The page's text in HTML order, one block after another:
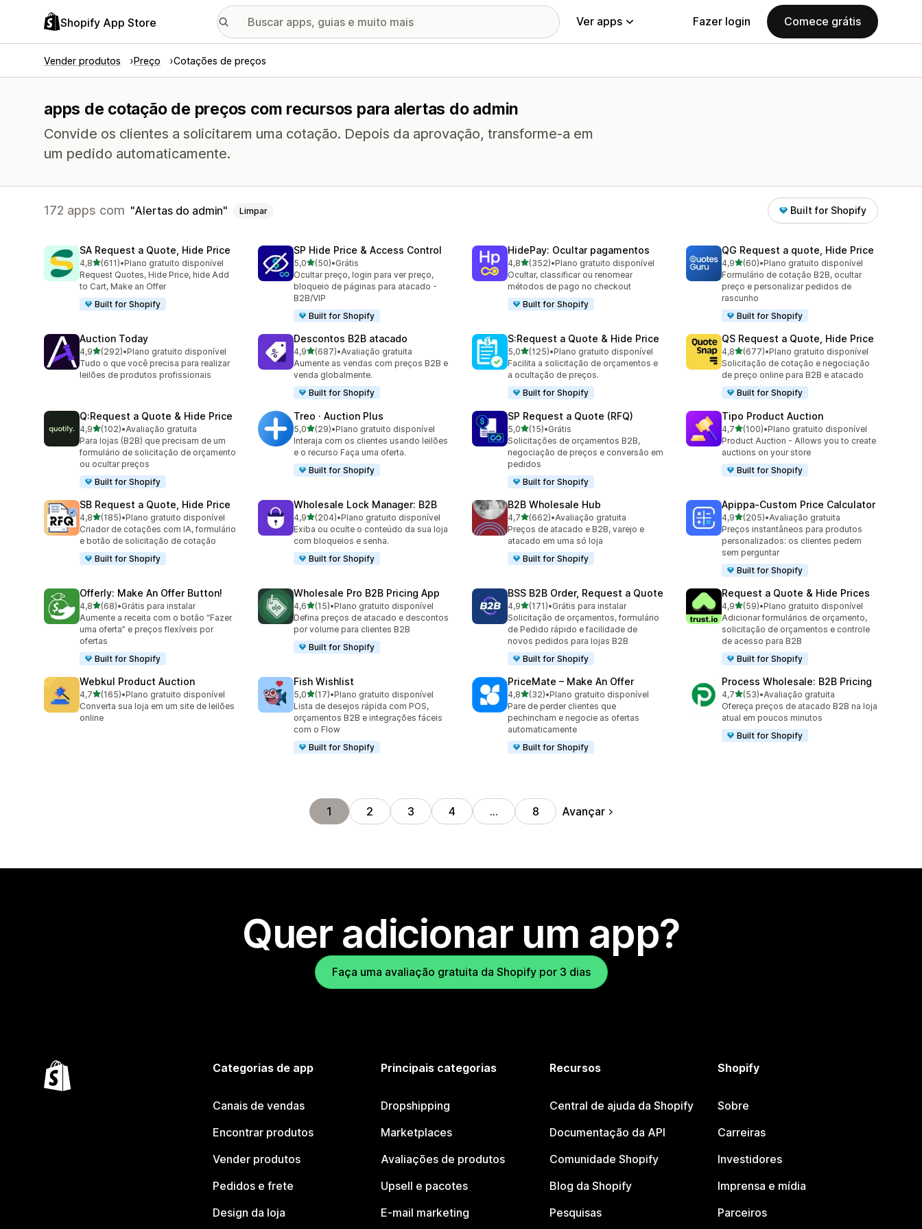
Shopify App Store Ver apps Fazer login Comece grátis
Vender produtos Preço Cotações de preços
apps de cotação de preços com recursos para alertas do admin
Convide os clientes a solicitarem uma cotação. Depois da aprovação, transforme-a em
um pedido automaticamente.
172 apps com Alertas do admin Limpar Built for Shopify
SA Request a Quote, Hide Price
4,8de 5 estrelas
(611)
611 avaliações ao todo
•Plano gratuito disponível
Request Quotes, Hide Price, hide Add
to Cart, Make an Offer
Built for Shopify
SP Hide Price & Access Control
5,0de 5 estrelas
(50)
50 avaliações ao todo
•Grátis
Ocultar preço, login para ver preço,
bloqueio de páginas para atacado -
B2B/VIP
Built for Shopify
HidePay: Ocultar pagamentos
4,8de 5 estrelas
(352)
352 avaliações ao todo
•Plano gratuito disponível
Ocultar, classificar ou renomear
métodos de pago no checkout
Built for Shopify
QG Request a quote, Hide Price
4,9de 5 estrelas
(60)
60 avaliações ao todo
•Plano gratuito disponível
Formulário de cotação B2B, ocultar
preço e personalizar pedidos de
rascunho
Built for Shopify
Auction Today
4,9de 5 estrelas
(292)
292 avaliações ao todo
•Plano gratuito disponível
Tudo o que você precisa para realizar
leilões de produtos profissionais
Descontos B2B atacado
4,9de 5 estrelas
(687)
687 avaliações ao todo
•Avaliação gratuita
Aumente as vendas com preços B2B e
venda globalmente.
Built for Shopify
S:Request a Quote & Hide Price
5,0de 5 estrelas
(125)
125 avaliações ao todo
•Plano gratuito disponível
Facilita a solicitação de orçamentos e
a ocultação de preços.
Built for Shopify
QS Request a Quote, Hide Price
4,8de 5 estrelas
(677)
677 avaliações ao todo
•Plano gratuito disponível
Solicitação de cotação e negociação
de preço online para B2B e atacado
Built for Shopify
Q:Request a Quote & Hide Price
4,9de 5 estrelas
(102)
102 avaliações ao todo
•Avaliação gratuita
Para lojas (B2B) que precisam de um
formulário de solicitação de orçamento
ou ocultar preços
Built for Shopify
Treo · Auction Plus
5,0de 5 estrelas
(29)
29 avaliações ao todo
•Plano gratuito disponível
Interaja com os clientes usando leilões
e o recurso Faça uma oferta.
Built for Shopify
SP Request a Quote (RFQ)
5,0de 5 estrelas
(15)
15 avaliações ao todo
•Grátis
Solicitações de orçamentos B2B,
negociação de preços e conversão em
pedidos
Built for Shopify
Tipo Product Auction
4,7de 5 estrelas
(100)
100 avaliações ao todo
•Plano gratuito disponível
Product Auction - Allows you to create
auctions on your store
Built for Shopify
SB Request a Quote, Hide Price
4,8de 5 estrelas
(185)
185 avaliações ao todo
•Plano gratuito disponível
Criador de cotações com IA, formulário
e botão de solicitação de cotação
Built for Shopify
Wholesale Lock Manager: B2B
4,9de 5 estrelas
(204)
204 avaliações ao todo
•Plano gratuito disponível
Exiba ou oculte o conteúdo da sua loja
com bloqueios e senha.
Built for Shopify
B2B Wholesale Hub
4,7de 5 estrelas
(662)
662 avaliações ao todo
•Avaliação gratuita
Preços de atacado e B2B, varejo e
atacado em uma só loja
Built for Shopify
Apippa‑Custom Price Calculator
4,9de 5 estrelas
(205)
205 avaliações ao todo
•Avaliação gratuita
Preços instantâneos para produtos
personalizados: os clientes pedem
sem perguntar
Built for Shopify
Offerly: Make An Offer Button!
4,8de 5 estrelas
(68)
68 avaliações ao todo
•Grátis para instalar
Aumente a receita com o botão “Fazer
uma oferta” e preços flexíveis por
ofertas
Built for Shopify
Wholesale Pro B2B Pricing App
4,6de 5 estrelas
(15)
15 avaliações ao todo
•Plano gratuito disponível
Defina preços de atacado e descontos
por volume para clientes B2B
Built for Shopify
BSS B2B Order, Request a Quote
4,9de 5 estrelas
(171)
171 avaliações ao todo
•Grátis para instalar
Solicitação de orçamentos, formulário
de Pedido rápido e facilidade de
novos pedidos para lojas B2B
Built for Shopify
Request a Quote & Hide Prices
4,9de 5 estrelas
(59)
59 avaliações ao todo
•Plano gratuito disponível
Adicionar formulários de orçamento,
solicitação de orçamentos e controle
de acesso para B2B
Built for Shopify
Webkul Product Auction
4,7de 5 estrelas
(165)
165 avaliações ao todo
•Plano gratuito disponível
Converta sua loja em um site de leilões
online
Fish Wishlist
5,0de 5 estrelas
(17)
17 avaliações ao todo
•Plano gratuito disponível
Lista de desejos rápida com POS,
orçamentos B2B e integrações fáceis
com o Flow
Built for Shopify
PriceMate – Make An Offer
4,8de 5 estrelas
(32)
32 avaliações ao todo
•Plano gratuito disponível
Pare de perder clientes que
pechincham e negocie as ofertas
automaticamente
Built for Shopify
Process Wholesale: B2B Pricing
4,7de 5 estrelas
(53)
53 avaliações ao todo
•Avaliação gratuita
Ofereça preços de atacado B2B na loja
atual em poucos minutos
Built for Shopify
1 2 3 4 … 8 Avançar
Quer adicionar um app?
Faça uma avaliação gratuita da Shopify por 3 dias
Categorias de app
Canais de vendas
Encontrar produtos
Vender produtos
Pedidos e frete
Design da loja
Principais categorias
Dropshipping
Marketplaces
Avaliações de produtos
Upsell e pacotes
E-mail marketing
Recursos
Central de ajuda da Shopify
Documentação da API
Comunidade Shopify
Blog da Shopify
Pesquisas
Shopify
Sobre
Carreiras
Investidores
Imprensa e mídia
Parceiros